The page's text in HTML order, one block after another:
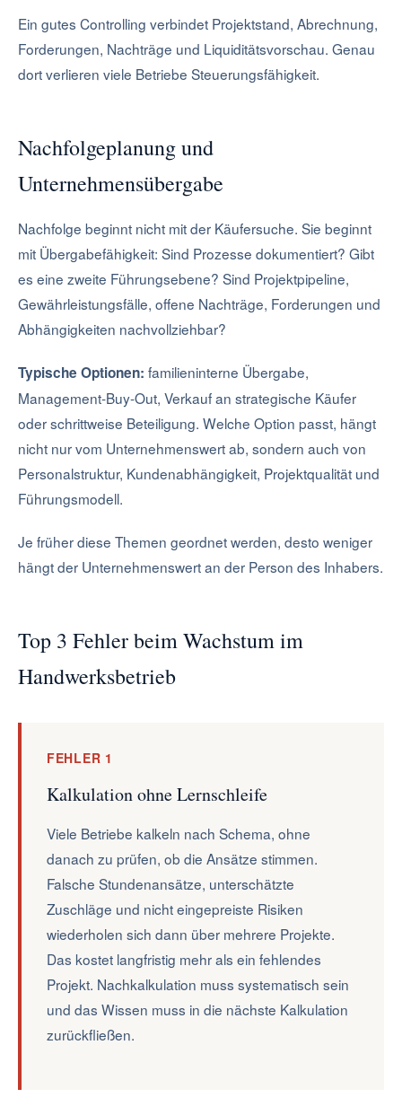
Ein gutes Controlling verbindet Projektstand, Abrechnung,
Forderungen, Nachträge und Liquiditätsvorschau. Genau
dort verlieren viele Betriebe Steuerungsfähigkeit.
Nachfolgeplanung und
Unternehmensübergabe
Nachfolge beginnt nicht mit der Käufersuche. Sie beginnt
mit Übergabefähigkeit: Sind Prozesse dokumentiert? Gibt
es eine zweite Führungsebene? Sind Projektpipeline,
Gewährleistungsfälle, offene Nachträge, Forderungen und
Abhängigkeiten nachvollziehbar?
Typische Optionen: familieninterne Übergabe,
Management-Buy-Out, Verkauf an strategische Käufer
oder schrittweise Beteiligung. Welche Option passt, hängt
nicht nur vom Unternehmenswert ab, sondern auch von
Personalstruktur, Kundenabhängigkeit, Projektqualität und
Führungsmodell.
Je früher diese Themen geordnet werden, desto weniger
hängt der Unternehmenswert an der Person des Inhabers.
Top 3 Fehler beim Wachstum im
Handwerksbetrieb
FEHLER 1
Kalkulation ohne Lernschleife
Viele Betriebe kalkeln nach Schema, ohne
danach zu prüfen, ob die Ansätze stimmen.
Falsche Stundenansätze, unterschätzte
Zuschläge und nicht eingepreiste Risiken
wiederholen sich dann über mehrere Projekte.
Das kostet langfristig mehr als ein fehlendes
Projekt. Nachkalkulation muss systematisch sein
und das Wissen muss in die nächste Kalkulation
zurückfließen.